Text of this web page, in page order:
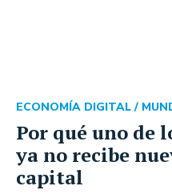
Por qué uno de
ya no recibe
capital
ECONOMÍA DIGITAL /